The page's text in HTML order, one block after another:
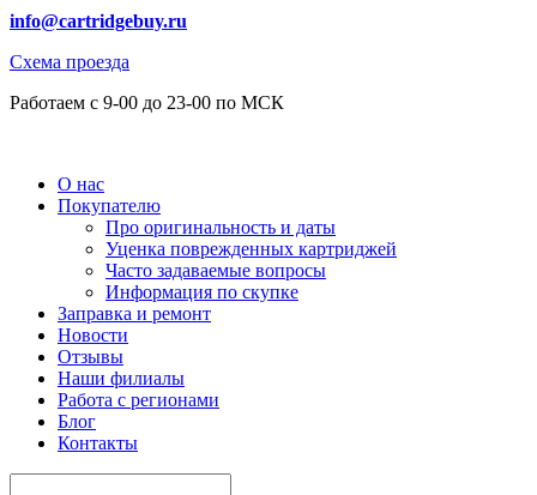
info@cartridgebuy.ru
Схема проезда
Работаем с 9-00 до 23-00 по МСК
О нас
Покупателю
Про оригинальность и даты
Уценка поврежденных картриджей
Часто задаваемые вопросы
Информация по скупке
Заправка и ремонт
Новости
Отзывы
Наши филиалы
Работа с регионами
Блог
Контакты